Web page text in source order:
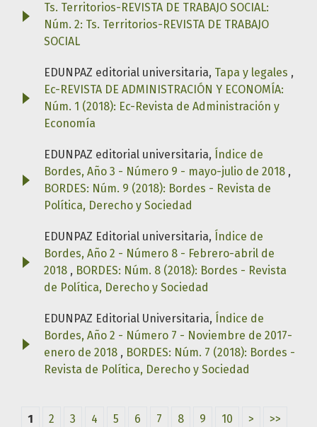
Ts. Territorios-REVISTA DE TRABAJO SOCIAL:
Núm. 2: Ts. Territorios-REVISTA DE TRABAJO
SOCIAL
EDUNPAZ editorial universitaria, Tapa y legales ,
Ec-REVISTA DE ADMINISTRACIÓN Y ECONOMÍA:
Núm. 1 (2018): Ec-Revista de Administración y
Economía
EDUNPAZ editorial universitaria, Índice de
Bordes, Año 3 - Número 9 - mayo-julio de 2018 ,
BORDES: Núm. 9 (2018): Bordes - Revista de
Política, Derecho y Sociedad
EDUNPAZ Editorial universitaria, Índice de
Bordes, Año 2 - Número 8 - Febrero-abril de
2018 , BORDES: Núm. 8 (2018): Bordes - Revista
de Política, Derecho y Sociedad
EDUNPAZ Editorial Universitaria, Índice de
Bordes, Año 2 - Número 7 - Noviembre de 2017-
enero de 2018 , BORDES: Núm. 7 (2018): Bordes -
Revista de Política, Derecho y Sociedad
1 2 3 4 5 6 7 8 9 10 > >>